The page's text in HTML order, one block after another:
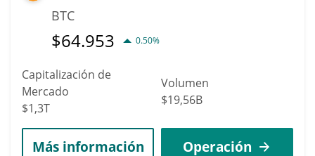
BTC
$64.953 0.50%
Capitalización de
Mercado
$1,3T
Volumen
$19,56B
Más información Operación